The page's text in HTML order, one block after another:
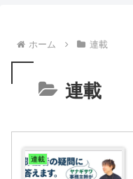
ホーム 連載
連載
連載